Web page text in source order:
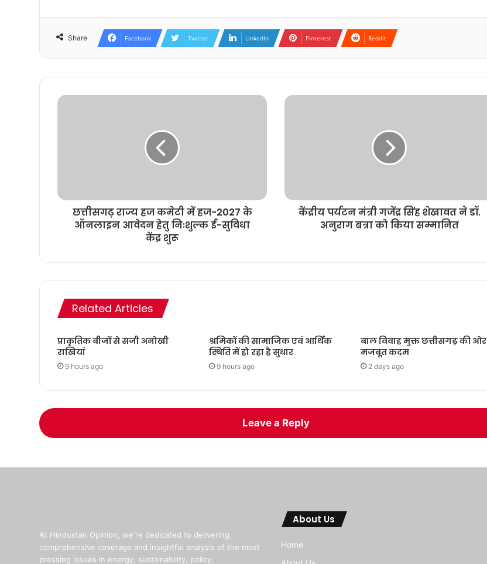
Share Facebook Twitter LinkedIn Pinterest Reddit
छत्तीसगढ़ राज्य हज कमेटी में हज-2027 के
ऑनलाइन आवेदन हेतु निःशुल्क ई-सुविधा
केंद्र शुरू
केंद्रीय पर्यटन मंत्री गजेंद्र सिंह शेखावत ने डॉ.
अनुराग बत्रा को किया सम्मानित
Related Articles
प्राकृतिक बीजों से सजी अनोखी
राखियां
9 hours ago
श्रमिकों की सामाजिक एवं आर्थिक
स्थिति में हो रहा है सुधार
9 hours ago
बाल विवाह मुक्त छत्तीसगढ़ की ओर
मजबूत कदम
2 days ago
Leave a Reply
At Hindustan Opinion, we're dedicated to delivering
comprehensive coverage and insightful analysis of the most
pressing issues in energy, sustainability, policy,
About Us
Home